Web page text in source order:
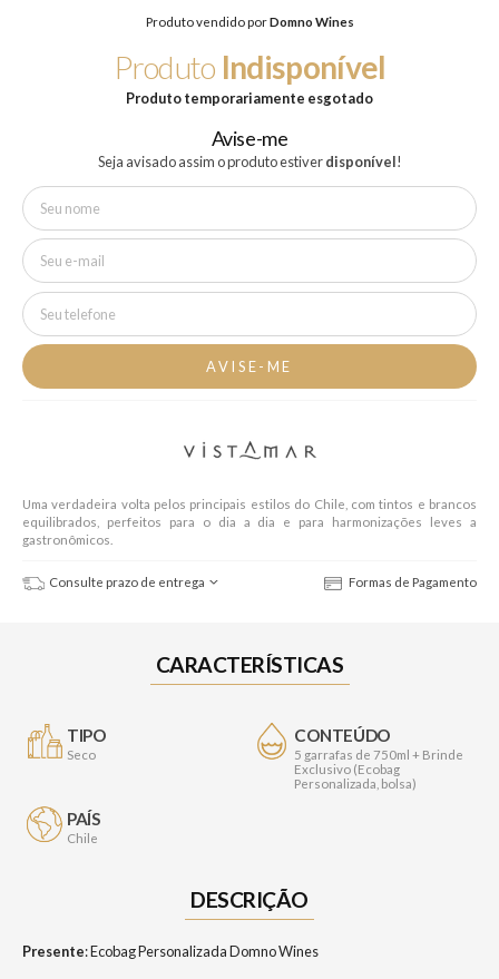
Produto vendido porDomno Wines
Produto Indisponível
Produto temporariamente esgotado
Avise-me
Seja avisado assim o produto estiverdisponível!
Uma verdadeira volta pelos principais estilos do Chile, com tintos e brancos
equilibrados, perfeitos para o dia a dia e para harmonizações leves a
gastronômicos.
Consulte prazo de entrega Formas de Pagamento
CARACTERÍSTICAS
TIPO
Seco
CONTEÚDO
5 garrafas de 750ml + Brinde
Exclusivo (Ecobag
Personalizada, bolsa)
PAÍS
Chile
DESCRIÇÃO
Presente: Ecobag Personalizada Domno Wines